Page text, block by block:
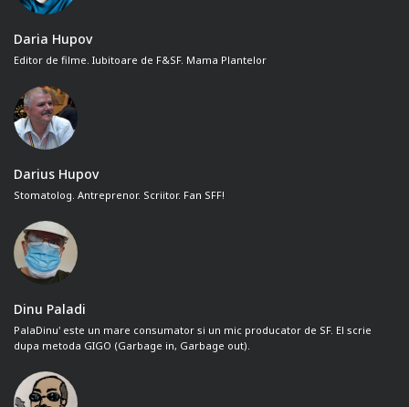
Daria Hupov
Editor de filme. Iubitoare de F&SF. Mama Plantelor
Darius Hupov
Stomatolog. Antreprenor. Scriitor. Fan SFF!
Dinu Paladi
PalaDinu' este un mare consumator si un mic producator de SF. El scrie
dupa metoda GIGO (Garbage in, Garbage out).